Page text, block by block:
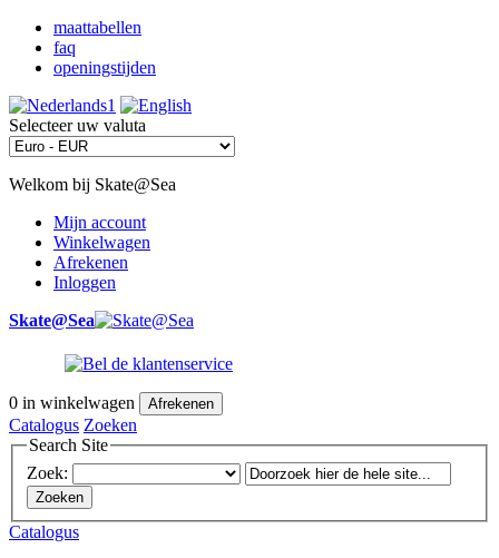
maattabellen
faq
openingstijden
Selecteer uw valuta
Welkom bij Skate@Sea
Mijn account
Winkelwagen
Afrekenen
Inloggen
Skate@Sea
0 in winkelwagen Afrekenen
Catalogus Zoeken
Search Site
Zoek:
Zoeken
Catalogus